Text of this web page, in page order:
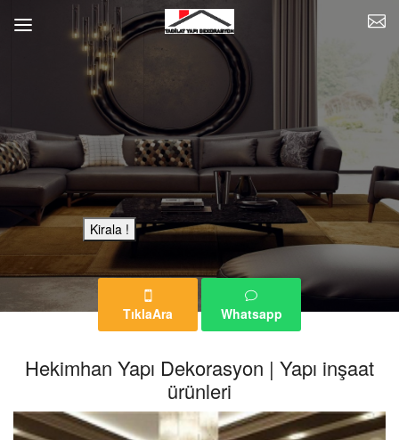
TıklaAra Whatsapp
Bu Reklam Sayfası Kiralıktır.
Kirala !
Hekimhan Yapı Dekorasyon | Yapı inşaat
ürünleri